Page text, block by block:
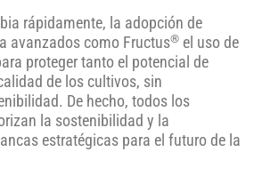
rápidamente, la adopción de
avanzados como Fructus® el uso de
proteger tanto el potencial de
de los cultivos, sin
De hecho, todos los
la sostenibilidad y la
estratégicas para el futuro de la